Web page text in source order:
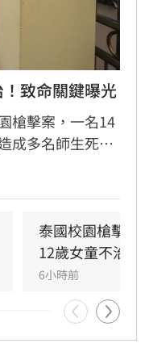
致命關鍵曝光
槍擊案，一名14
成多名師生死
疑案發前已在家
Charnvirakul）
，未來擬限制一
的政府官員持
泰國校園槍擊
12歲女童不治
6小時前